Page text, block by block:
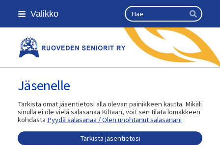
Siirry
sivun
Valikko Haku
Hae
Kansallinen senioriliitto
Jäsenelle
Tarkista omat jäsentietosi alla olevan painikkeen kautta. Mikäli
sinulla ei ole vielä salasanaa Kiltaan, voit sen tilata lomakkeen
kohdasta Pyydä salasanaa / Olen unohtanut salasanani
Tarkista jäsentietosi